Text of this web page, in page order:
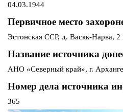
04.03.1944
Первичное место
Эстонская ССР, д. Васкк-Нарва, 2
Название источника
АНО «Северный край», г.
Номер дела источника
365